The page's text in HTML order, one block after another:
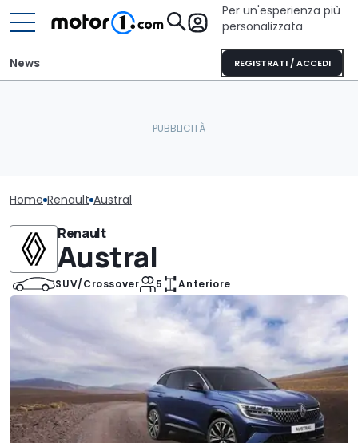
Per un'esperienza più
personalizzata
REGISTRATI / ACCEDI
News
Home Renault Austral
Renault
Austral
SUV/Crossover 5 Anteriore